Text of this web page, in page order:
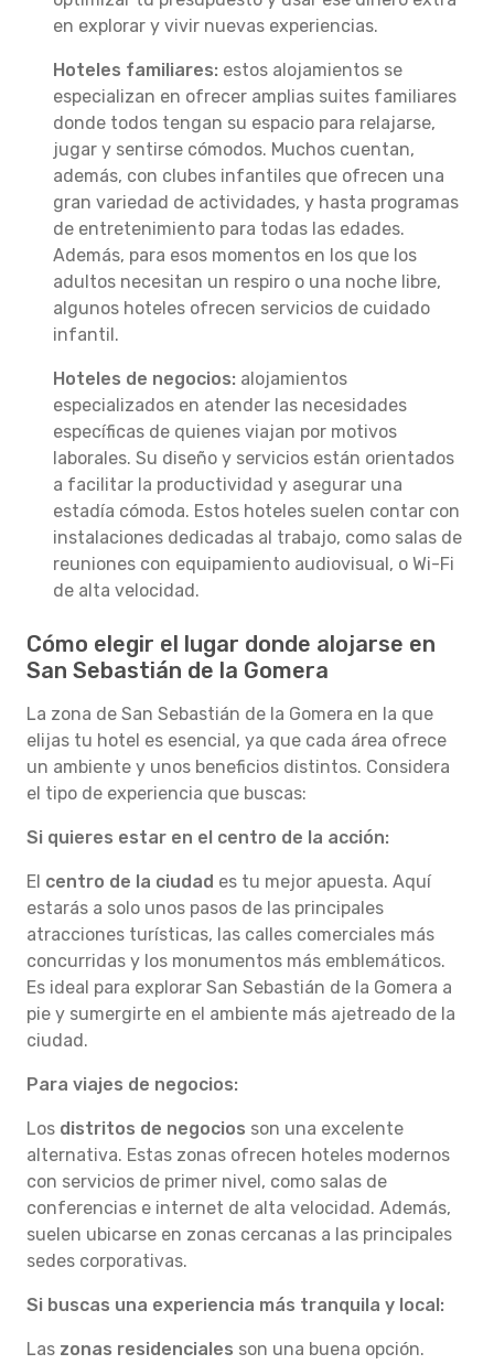
en explorar y vivir nuevas experiencias.
Hoteles familiares: estos alojamientos se
especializan en ofrecer amplias suites familiares
donde todos tengan su espacio para relajarse,
jugar y sentirse cómodos. Muchos cuentan,
además, con clubes infantiles que ofrecen una
gran variedad de actividades, y hasta programas
de entretenimiento para todas las edades.
Además, para esos momentos en los que los
adultos necesitan un respiro o una noche libre,
algunos hoteles ofrecen servicios de cuidado
infantil.
Hoteles de negocios: alojamientos
especializados en atender las necesidades
específicas de quienes viajan por motivos
laborales. Su diseño y servicios están orientados
a facilitar la productividad y asegurar una
estadía cómoda. Estos hoteles suelen contar con
instalaciones dedicadas al trabajo, como salas de
reuniones con equipamiento audiovisual, o Wi-Fi
de alta velocidad.
Cómo elegir el lugar donde alojarse en
San Sebastián de la Gomera
La zona de San Sebastián de la Gomera en la que
elijas tu hotel es esencial, ya que cada área ofrece
un ambiente y unos beneficios distintos. Considera
el tipo de experiencia que buscas:
Si quieres estar en el centro de la acción:
El centro de la ciudad es tu mejor apuesta. Aquí
estarás a solo unos pasos de las principales
atracciones turísticas, las calles comerciales más
concurridas y los monumentos más emblemáticos.
Es ideal para explorar San Sebastián de la Gomera a
pie y sumergirte en el ambiente más ajetreado de la
ciudad.
Para viajes de negocios:
Los distritos de negocios son una excelente
alternativa. Estas zonas ofrecen hoteles modernos
con servicios de primer nivel, como salas de
conferencias e internet de alta velocidad. Además,
suelen ubicarse en zonas cercanas a las principales
sedes corporativas.
Si buscas una experiencia más tranquila y local:
Las zonas residenciales son una buena opción.